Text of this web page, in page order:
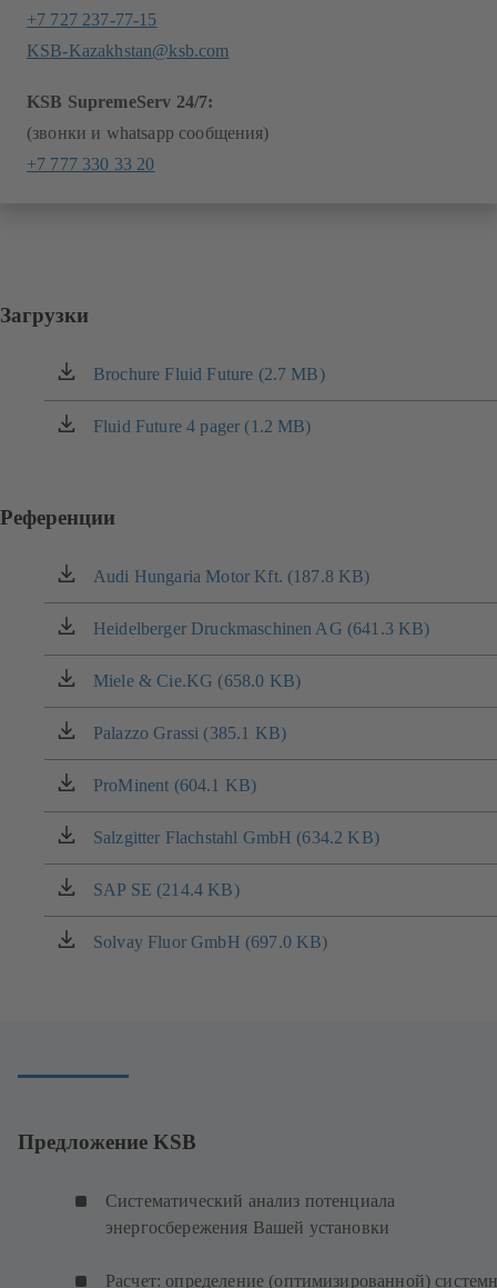
+7 727 237-77-15
KSB-Kazakhstan@ksb.com
KSB SupremeServ 24/7:
(звонки и whatsapp сообщения)
+7 777 330 33 20
Загрузки
Brochure Fluid Future (2.7 MB)
(открывается
в
новой
Fluid Future 4 pager (1.2 MB)
(открывается
Референции
Audi Hungaria Motor Kft. (187.8 KB)
(открывается
в
новой
Heidelberger Druckmaschinen AG (641.3 KB)
(открывается
в
новой
Miele & Cie.KG (658.0 KB)
(открывается
в
новой
Palazzo Grassi (385.1 KB)
(открывается
в
новой
ProMinent (604.1 KB)
(открывается
в
новой
Salzgitter Flachstahl GmbH (634.2 KB)
(открывается
в
новой
SAP SE (214.4 KB)
(открывается
в
новой
Solvay Fluor GmbH (697.0 KB)
(открывается
Предложение KSB
Систематический анализ потенциала
энергосбережения Вашей установки
Расчет: определение (оптимизированной)